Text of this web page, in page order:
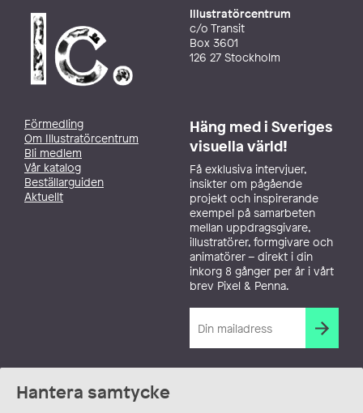
Hantera samtycke
Illustratörcentrum
c/o Transit
Box 3601
126 27 Stockholm
Förmedling
Om Illustratörcentrum
Bli medlem
Vår katalog
Beställarguiden
Aktuellt
Häng med i Sveriges
visuella värld!
Få exklusiva intervjuer,
insikter om pågående
projekt och inspirerande
exempel på samarbeten
mellan uppdragsgivare,
illustratörer, formgivare och
animatörer – direkt i din
inkorg 8 gånger per år i vårt
brev Pixel & Penna.